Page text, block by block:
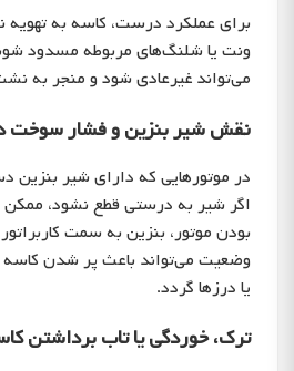
برای عملکرد درست، کاسه به تهویه
ونت یا شلنگ‌های مربوطه مسدود
می‌تواند غیرعادی شود و منجر به
نقش شیر بنزین و فشار سوخت
در موتورهایی که دارای شیر بنزین
اگر شیر به درستی قطع نشود،
بودن موتور، بنزین به سمت
وضعیت می‌تواند باعث پر شدن
یا درزها گردد.
ترک، خوردگی یا تاب برداشتن